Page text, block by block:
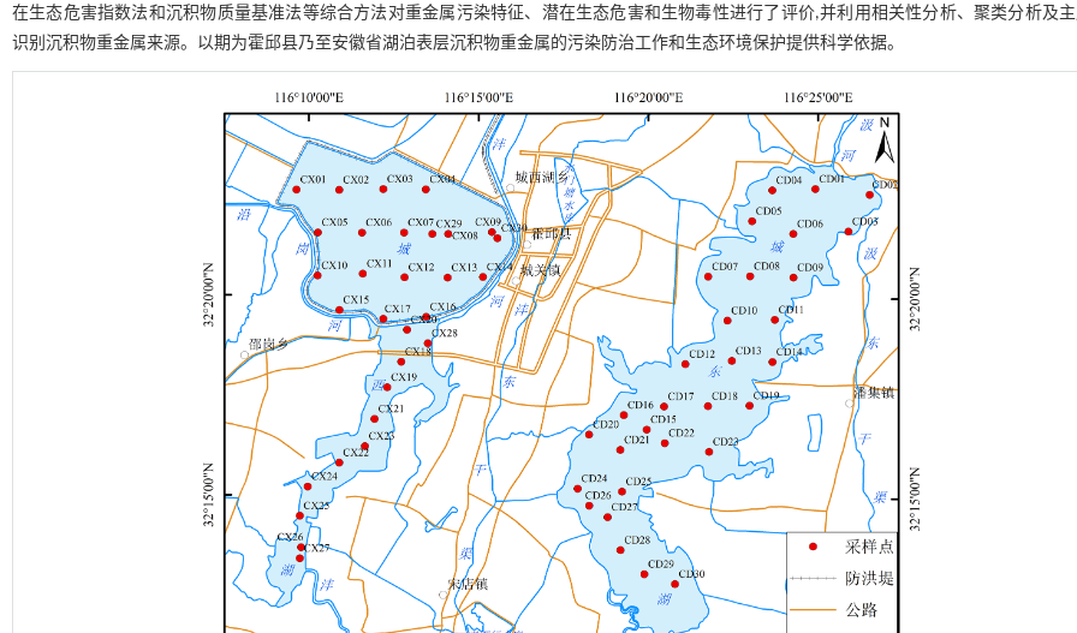
在生态危害指数法和沉积物质量基准法等综合方法对重金属污染特征、潜在生态危害和生物毒性进行了评价,并利用相关性分析、聚类分析及
识别沉积物重金属来源。以期为霍邱县乃至安徽省湖泊表层沉积物重金属的污染防治工作和生态环境保护提供科学依据。